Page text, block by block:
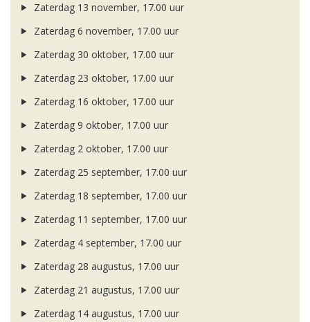
Zaterdag 13 november, 17.00 uur
Zaterdag 6 november, 17.00 uur
Zaterdag 30 oktober, 17.00 uur
Zaterdag 23 oktober, 17.00 uur
Zaterdag 16 oktober, 17.00 uur
Zaterdag 9 oktober, 17.00 uur
Zaterdag 2 oktober, 17.00 uur
Zaterdag 25 september, 17.00 uur
Zaterdag 18 september, 17.00 uur
Zaterdag 11 september, 17.00 uur
Zaterdag 4 september, 17.00 uur
Zaterdag 28 augustus, 17.00 uur
Zaterdag 21 augustus, 17.00 uur
Zaterdag 14 augustus, 17.00 uur